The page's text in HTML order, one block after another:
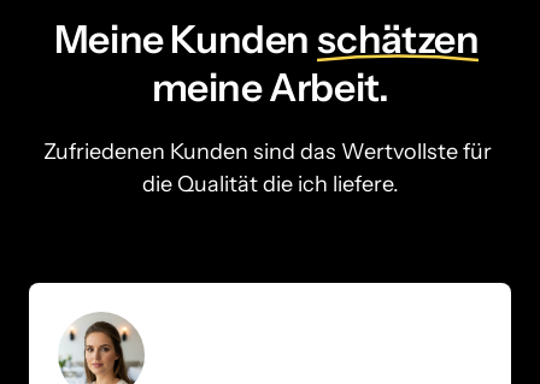
Meine Kunden schätzen
meine Arbeit.
Zufriedenen Kunden sind das Wertvollste für
die Qualität die ich liefere.